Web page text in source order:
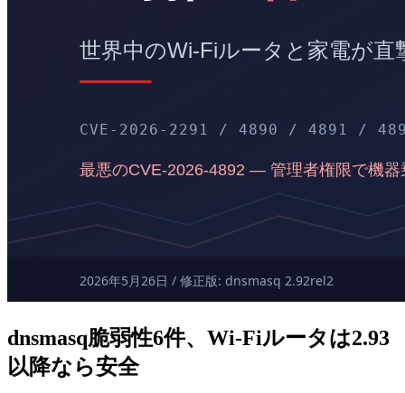
dnsmasq脆弱性6件、Wi-Fiルータは2.93
以降なら安全